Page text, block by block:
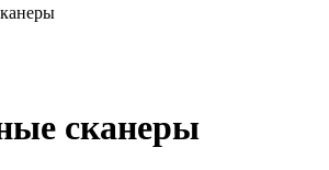
сканеры